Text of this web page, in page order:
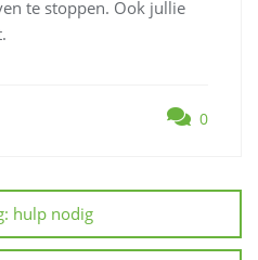
te stoppen. Ook jullie
0
hulp nodig